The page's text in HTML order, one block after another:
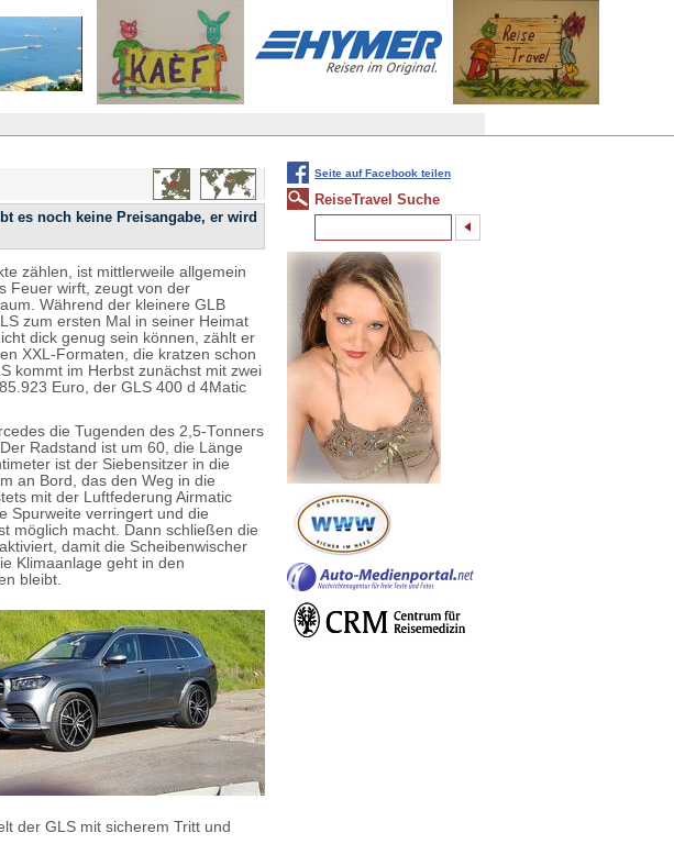
es noch keine Preisangabe, er wird
zählen, ist mittlerweile allgemein
Feuer wirft, zeugt von der
Während der kleinere GLB
zum ersten Mal in seiner Heimat
dick genug sein können, zählt er
XXL-Formaten, die kratzen schon
kommt im Herbst zunächst mit zwei
Euro, der GLS 400 d 4Matic
die Tugenden des 2,5-Tonners
Radstand ist um 60, die Länge
ist der Siebensitzer in die
an Bord, das den Weg in die
mit der Luftfederung Airmatic
Spurweite verringert und die
möglich macht. Dann schließen die
damit die Scheibenwischer
Klimaanlage geht in den
bleibt.
der GLS mit sicherem Tritt und
Seite auf Facebook teilen
ReiseTravel Suche